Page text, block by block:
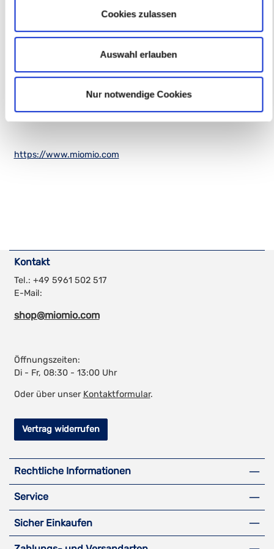
Cookies zulassen
Auswahl erlauben
Nur notwendige Cookies
Mio Mio GmbH
Telefon: +49 (0) 5961 / 502 - 517
Mail:info@miomio.com
https://www.miomio.com
Kontakt
Tel.: +49 5961 502 517
E-Mail:
shop@miomio.com
Öffnungszeiten:
Di - Fr, 08:30 - 13:00 Uhr
Oder über unser Kontaktformular.
Vertrag widerrufen
Rechtliche Informationen
Service
Sicher Einkaufen